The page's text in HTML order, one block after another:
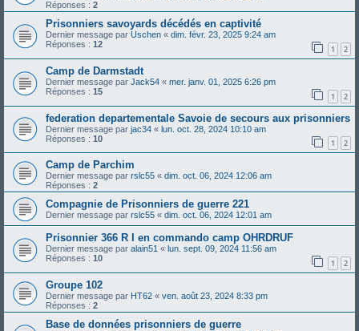
Réponses : 2
Prisonniers savoyards décédés en captivité
Dernier message par Uschen « dim. févr. 23, 2025 9:24 am
Réponses : 12 1 2
Camp de Darmstadt
Dernier message par Jack54 « mer. janv. 01, 2025 6:26 pm
Réponses : 15 1 2
federation departementale Savoie de secours aux prisonniers
Dernier message par jac34 « lun. oct. 28, 2024 10:10 am
Réponses : 10 1 2
Camp de Parchim
Dernier message par rslc55 « dim. oct. 06, 2024 12:06 am
Réponses : 2
Compagnie de Prisonniers de guerre 221
Dernier message par rslc55 « dim. oct. 06, 2024 12:01 am
Prisonnier 366 R I en commando camp OHRDRUF
Dernier message par alain51 « lun. sept. 09, 2024 11:56 am
Réponses : 10 1 2
Groupe 102
Dernier message par HT62 « ven. août 23, 2024 8:33 pm
Réponses : 2
Base de données prisonniers de guerre